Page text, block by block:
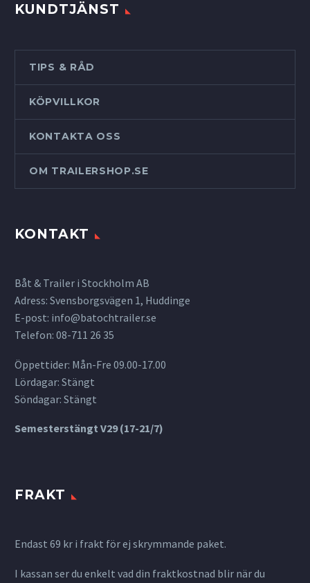
KUNDTJÄNST
TIPS & RÅD
KÖPVILLKOR
KONTAKTA OSS
OM TRAILERSHOP.SE
KONTAKT
Båt & Trailer i Stockholm AB
Adress: Svensborgsvägen 1, Huddinge
E-post: info@batochtrailer.se
Telefon: 08-711 26 35
Öppettider: Mån-Fre 09.00-17.00
Lördagar: Stängt
Söndagar: Stängt
Semesterstängt V29 (17-21/7)
FRAKT
Endast 69 kr i frakt för ej skrymmande paket.
I kassan ser du enkelt vad din fraktkostnad blir när du